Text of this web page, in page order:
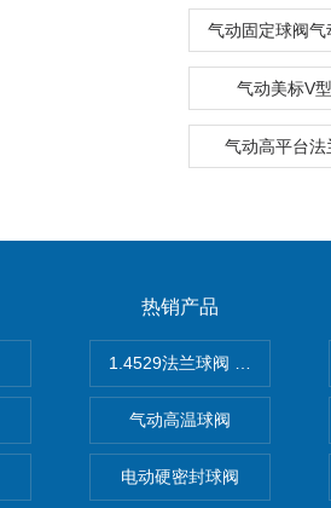
气动固定球阀
气动美标V
气动高平台法
热销产品
1.4529法兰球阀 不锈钢球阀
气动高温球阀
电动硬密封球阀